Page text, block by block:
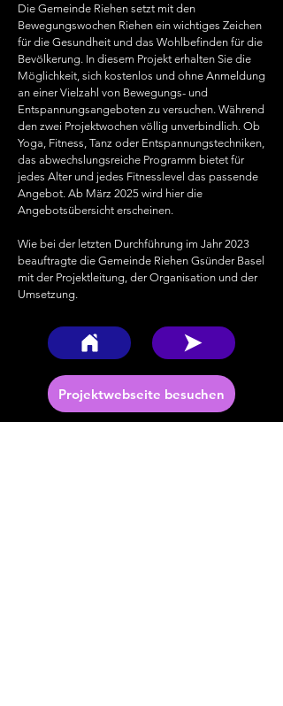
Die Gemeinde Riehen setzt mit den
Bewegungswochen Riehen ein wichtiges Zeichen
für die Gesundheit und das Wohlbefinden für die
Bevölkerung. In diesem Projekt erhalten Sie die
Möglichkeit, sich kostenlos und ohne Anmeldung
an einer Vielzahl von Bewegungs- und
Entspannungsangeboten zu versuchen. Während
den zwei Projektwochen völlig unverbindlich. Ob
Yoga, Fitness, Tanz oder Entspannungstechniken,
das abwechslungsreiche Programm bietet für
jedes Alter und jedes Fitnesslevel das passende
Angebot. Ab März 2025 wird hier die
Angebotsübersicht erscheinen.
Wie bei der letzten Durchführung im Jahr 2023
beauftragte die Gemeinde Riehen Gsünder Basel
mit der Projektleitung, der Organisation und der
Umsetzung.
Projektwebseite besuchen